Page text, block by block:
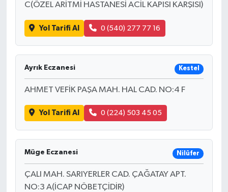
C(ÖZEL ARİTMİ HASTANESİ ACİL KAPISI KARŞISI)
Yol Tarifi Al 0 (540) 277 77 16
Ayrık Eczanesi Kestel
AHMET VEFİK PAŞA MAH. HAL CAD. NO:4 F
Yol Tarifi Al 0 (224) 503 45 05
Müge Eczanesi Nilüfer
ÇALI MAH. SARIYERLER CAD. ÇAĞATAY APT.
NO:3 A(İCAP NÖBETÇİDİR)